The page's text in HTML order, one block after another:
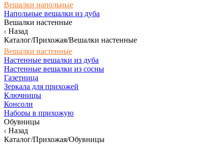
Вешалки напольные
Напольные вешалки из дуба
Вешалки настенные
Назад
Каталог/Прихожая/Вешалки настенные
Вешалки настенные
Настенные вешалки из дуба
Настенные вешалки из сосны
Газетница
Зеркала для прихожей
Ключницы
Консоли
Наборы в прихожую
Обувницы
Назад
Каталог/Прихожая/Обувницы